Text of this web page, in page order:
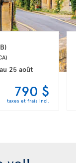
au 25 août
790 $
taxes et frais incl.